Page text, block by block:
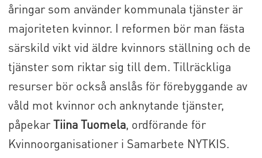
åringar som använder kommunala tjänster är
majoriteten kvinnor. I reformen bör man fästa
särskild vikt vid äldre kvinnors ställning och de
tjänster som riktar sig till dem. Tillräckliga
resurser bör också anslås för förebyggande av
våld mot kvinnor och anknytande tjänster,
påpekarTiina Tuomela, ordförande för
Kvinnoorganisationer i Samarbete NYTKIS.